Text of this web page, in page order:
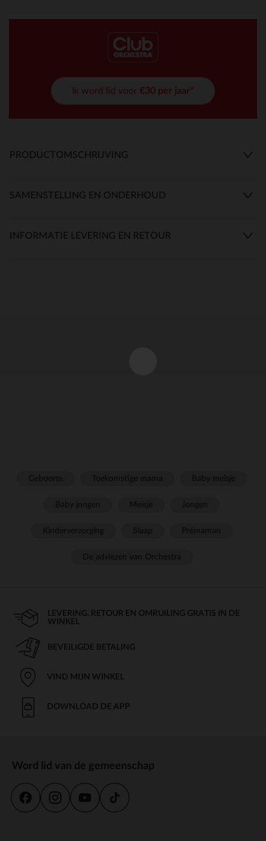
Ik word lid voor €30 per jaar*
PRODUCTOMSCHRIJVING
SAMENSTELLING EN ONDERHOUD
INFORMATIE LEVERING EN RETOUR
LEVERING, RETOUR EN OMRUILING GRATIS IN DE
WINKEL
BEVEILIGDE BETALING
VIND MIJN WINKEL
DOWNLOAD DE APP
Word lid van de gemeenschap